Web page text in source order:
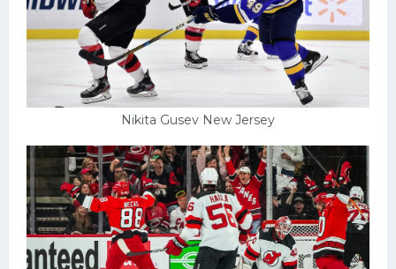
Nikita Gusev New Jersey